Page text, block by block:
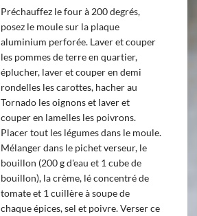
Préchauffez le four à 200 degrés,
posez le moule sur la plaque
aluminium perforée. Laver et couper
les pommes de terre en quartier,
éplucher, laver et couper en demi
rondelles les carottes, hacher au
Tornado les oignons et laver et
couper en lamelles les poivrons.
Placer tout les légumes dans le moule.
Mélanger dans le pichet verseur, le
bouillon (200 g d'eau et 1 cube de
bouillon), la crème, lé concentré de
tomate et 1 cuillère à soupe de
chaque épices, sel et poivre. Verser ce